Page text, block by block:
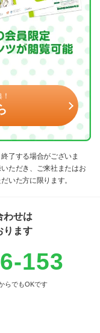
了する場合がございま
ただき、ご来社またはお
いた方に限ります。
わせは
ります
153
らでもOKです